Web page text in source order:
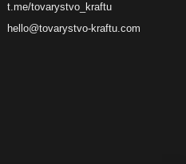
t.me/tovarystvo_kraftu
hello@tovarystvo-kraftu.com